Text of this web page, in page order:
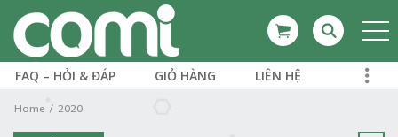
FAQ – HỎI & ĐÁP GIỎ HÀNG LIÊN HỆ
Home 2020